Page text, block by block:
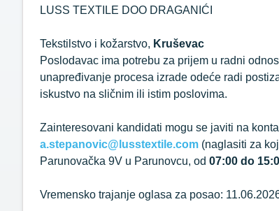
LUSS TEXTILE DOO DRAGANIĆI
Tekstilstvo i kožarstvo, Kruševac
Poslodavac ima potrebu za prijem u radni
unapređivanje procesa izrade odeće radi
iskustvo na sličnim ili istim poslovima.
Zainteresovani kandidati mogu se javiti na
a.stepanovic@lusstextile.com (naglasiti za
Parunovačka 9V u Parunovcu, od 07:00 do
Vremensko trajanje oglasa za posao: